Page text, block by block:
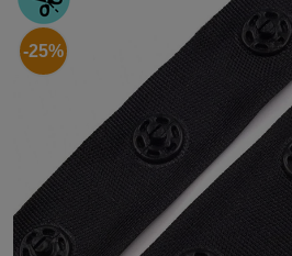
-25%